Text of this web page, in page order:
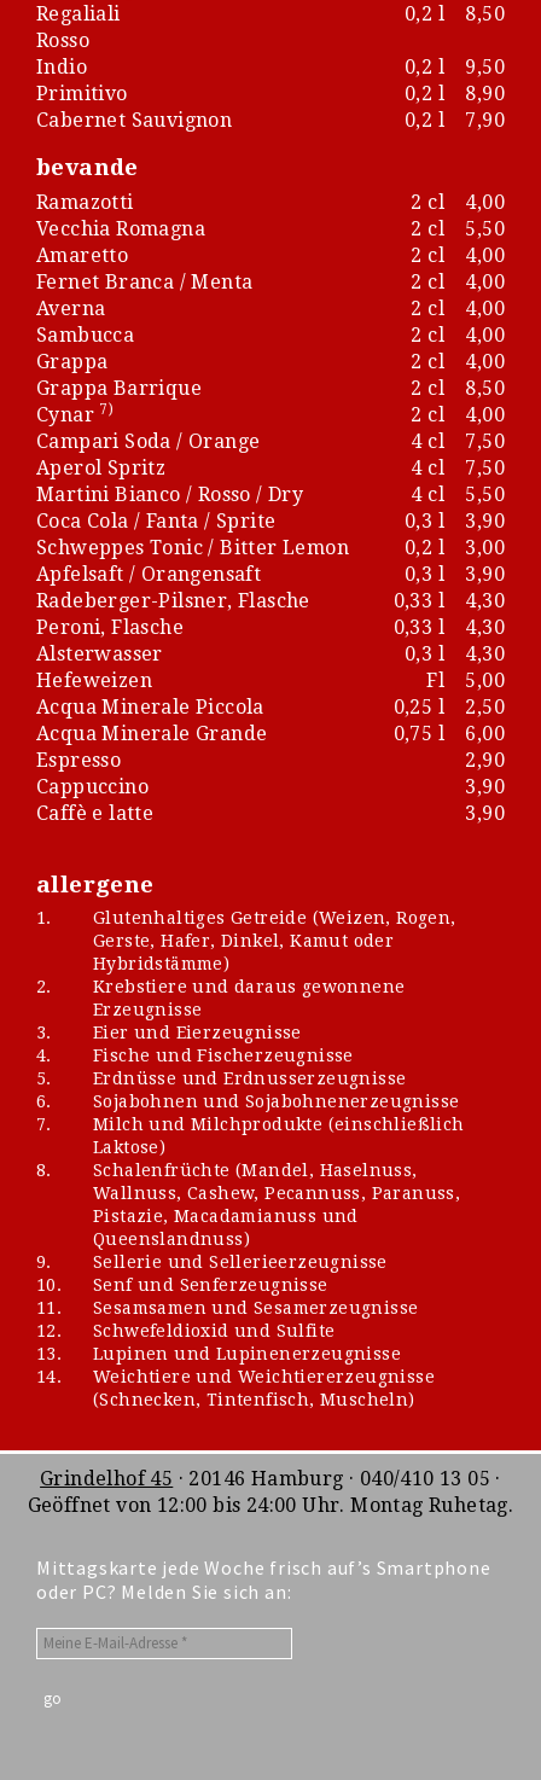
Regaliali
0,2 l
8,50
Rosso
Indio
0,2 l
9,50
Primitivo
0,2 l
8,90
Cabernet Sauvignon
0,2 l 7,90
bevande
Ramazotti 2 cl
4,00
Vecchia Romagna
2 cl
5,50
Amaretto
2 cl
4,00
Fernet Branca / Menta
2 cl
4,00
Averna
2 cl
4,00
Sambucca
2 cl
4,00
Grappa
2 cl
4,00
Grappa Barrique
2 cl
8,50
Cynar 7) 2 cl
4,00
Campari Soda / Orange
4 cl
7,50
Aperol Spritz
4 cl
7,50
Martini Bianco / Rosso / Dry
4 cl
5,50
Coca Cola / Fanta / Sprite
0,3 l
3,90
Schweppes Tonic / Bitter Lemon
0,2 l
3,00
Apfelsaft / Orangensaft
0,3 l
3,90
Radeberger-Pilsner, Flasche
0,33 l
4,30
Peroni, Flasche
0,33 l
4,30
Alsterwasser
0,3 l
4,30
Hefeweizen
Fl
5,00
Acqua Minerale Piccola
0,25 l
2,50
Acqua Minerale Grande
0,75 l
6,00
Espresso
2,90
Cappuccino
3,90
Caffè e latte
3,90
allergene
1.
Glutenhaltiges Getreide (Weizen, Rogen,
Gerste, Hafer, Dinkel, Kamut oder
Hybridstämme)
2.
Krebstiere und daraus gewonnene
Erzeugnisse
3.
Eier und Eierzeugnisse
4.
Fische und Fischerzeugnisse
5.
Erdnüsse und Erdnusserzeugnisse
6.
Sojabohnen und Sojabohnenerzeugnisse
7.
Milch und Milchprodukte (einschließlich
Laktose)
8.
Schalenfrüchte (Mandel, Haselnuss,
Wallnuss, Cashew, Pecannuss, Paranuss,
Pistazie, Macadamianuss und
Queenslandnuss)
9.
Sellerie und Sellerieerzeugnisse
10.
Senf und Senferzeugnisse
11.
Sesamsamen und Sesamerzeugnisse
12.
Schwefeldioxid und Sulfite
13.
Lupinen und Lupinenerzeugnisse
14.
Weichtiere und Weichtiererzeugnisse
(Schnecken, Tintenfisch, Muscheln)
Grindelhof 45 · 20146 Hamburg · 040/410 13 05 ·
Geöffnet von 12:00 bis 24:00 Uhr. Montag Ruhetag.
Mittagskarte jede Woche frisch auf’s Smartphone
oder PC? Melden Sie sich an: